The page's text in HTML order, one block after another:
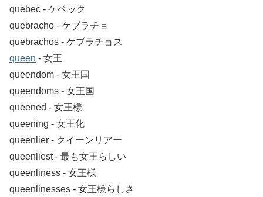
quebec ‐ ケベック
quebracho ‐ ケブラチョ
quebrachos ‐ ケブラチョス
queen ‐ 女王
queendom ‐ 女王国
queendoms ‐ 女王国
queened ‐ 女王様
queening ‐ 女王化
queenlier ‐ クイーンリアー
queenliest ‐ 最も女王らしい
queenliness ‐ 女王様
queenlinesses ‐ 女王様らしさ